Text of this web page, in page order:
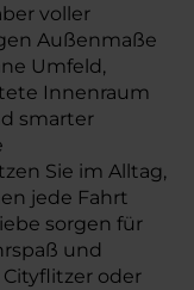
voller
Außenmaße
Umfeld,
Innenraum
smarter
Sie im Alltag,
jede Fahrt
sorgen für
und
oder